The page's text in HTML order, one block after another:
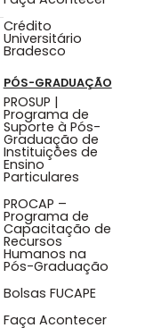
Crédito
Universitário
Bradesco
PÓS-GRADUAÇÃO
PROSUP |
Programa de
Suporte à Pós-
Graduação de
Instituições de
Ensino
Particulares
PROCAP –
Programa de
Capacitação de
Recursos
Humanos na
Pós-Graduação
Bolsas FUCAPE
Faça Acontecer